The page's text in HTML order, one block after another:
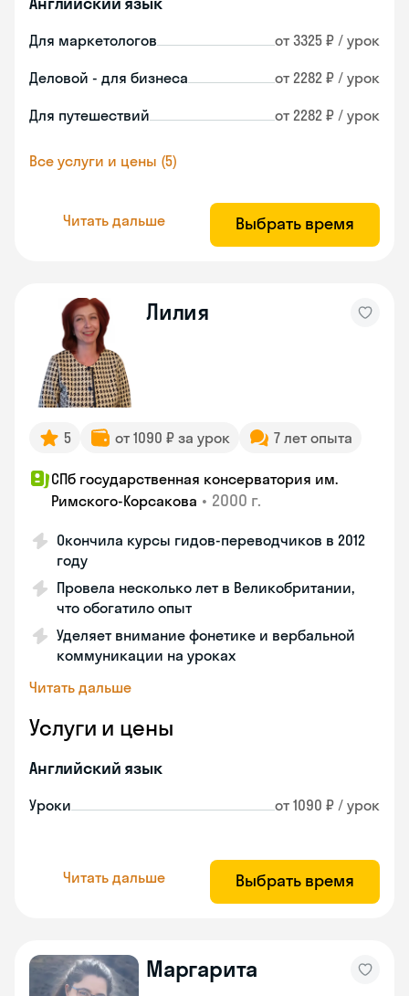
Для маркетологов от 3325 ₽ / урок
Деловой - для бизнеса от 2282 ₽ / урок
Для путешествий от 2282 ₽ / урок
Все услуги и цены (5)
Читать дальше Выбрать время
Лилия
5 от 1090 ₽ за урок 7 лет опыта
СПб государственная консерватория им.
Римского-Корсакова • 2000 г.
Окончила курсы гидов-переводчиков в 2012
году
Провела несколько лет в Великобритании,
что обогатило опыт
Уделяет внимание фонетике и вербальной
коммуникации на уроках
Читать дальше
Услуги и цены
Английский язык
Уроки от 1090 ₽ / урок
Читать дальше Выбрать время
Маргарита